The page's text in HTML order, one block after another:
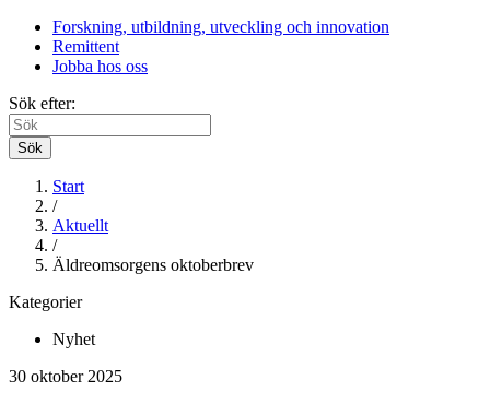
Forskning, utbildning, utveckling och innovation
Remittent
Jobba hos oss
Sök efter:
Sök
Start
/
Aktuellt
/
Äldreomsorgens oktoberbrev
Kategorier
Nyhet
30 oktober 2025